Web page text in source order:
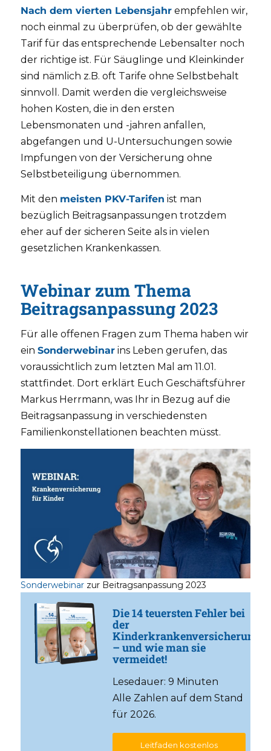
Nach dem vierten Lebensjahrempfehlen wir,
noch einmal zu überprüfen, ob der gewählte
Tarif für das entsprechende Lebensalter noch
der richtige ist. Für Säuglinge und Kleinkinder
sind nämlich z.B. oft Tarife ohne Selbstbehalt
sinnvoll. Damit werden die vergleichsweise
hohen Kosten, die in den ersten
Lebensmonaten und -jahren anfallen,
abgefangen und U-Untersuchungen sowie
Impfungen von der Versicherung ohne
Selbstbeteiligung übernommen.
Mit den meisten PKV-Tarifen ist man
bezüglich Beitragsanpassungen trotzdem
eher auf der sicheren Seite als in vielen
gesetzlichen Krankenkassen.
Webinar zum Thema
Beitragsanpassung 2023
Für alle offenen Fragen zum Thema haben wir
ein Sonderwebinarins Leben gerufen, das
voraussichtlich zum letzten Mal am 11.01.
stattfindet. Dort erklärt Euch Geschäftsführer
Markus Herrmann, was Ihr in Bezug auf die
Beitragsanpassung in verschiedensten
Familienkonstellationen beachten müsst.
Sonderwebinarzur Beitragsanpassung 2023
Die 14 teuersten Fehler bei
der
Kinderkrankenversicherung
– und wie man sie
vermeidet!
Lesedauer: 9 Minuten
Alle Zahlen auf dem Stand
für 2026.
Leitfaden kostenlos